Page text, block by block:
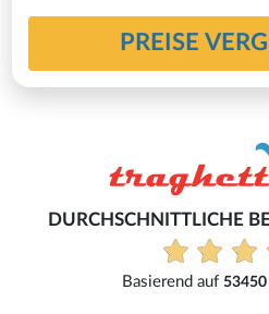
PREISE
4,82/5